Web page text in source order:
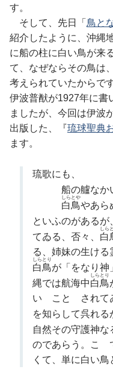
す。
そして、先日「 鳥と
紹介したように、沖縄
に船の柱に白い鳥が来
て、なぜならその鳥は
考えられていたからで
伊波普猷が1927年に書
ましたが、今回は伊波
出版した、『琉球聖典
ます。
琉歌にも、
船の艫なか
白鳥
しらとや
やあら
といふのがあるが
てゐる、否々、 白
しら
る、姉妹の生ける
白鳥
しらとり
が「をなり神
縄では航海中白鳥
しらとり
いゝことゝされて
を知らして呉れる
自然その守護神な
のであらう。こゝ
くて、単に白い鳥